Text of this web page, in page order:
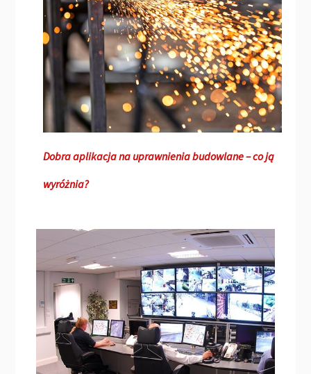
Dobra aplikacja na uprawnienia budowlane – co ją
wyróżnia?